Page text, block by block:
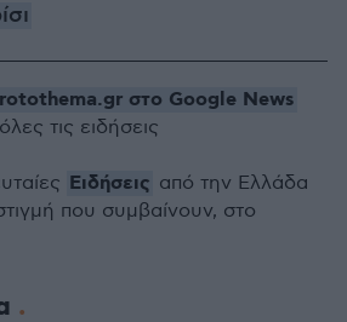
στο Google News
τις ειδήσεις
Ειδήσεις από την Ελλάδα
που συμβαίνουν, στο